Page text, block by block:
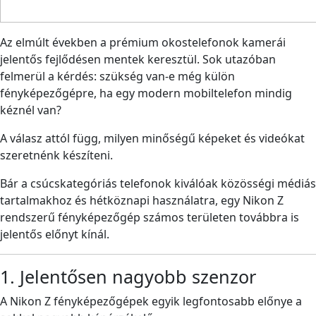
Az elmúlt években a prémium okostelefonok kamerái
jelentős fejlődésen mentek keresztül. Sok utazóban
felmerül a kérdés: szükség van-e még külön
fényképezőgépre, ha egy modern mobiltelefon mindig
kéznél van?
A válasz attól függ, milyen minőségű képeket és videókat
szeretnénk készíteni.
Bár a csúcskategóriás telefonok kiválóak közösségi médiás
tartalmakhoz és hétköznapi használatra, egy Nikon Z
rendszerű fényképezőgép számos területen továbbra is
jelentős előnyt kínál.
1. Jelentősen nagyobb szenzor
A Nikon Z fényképezőgépek egyik legfontosabb előnye a